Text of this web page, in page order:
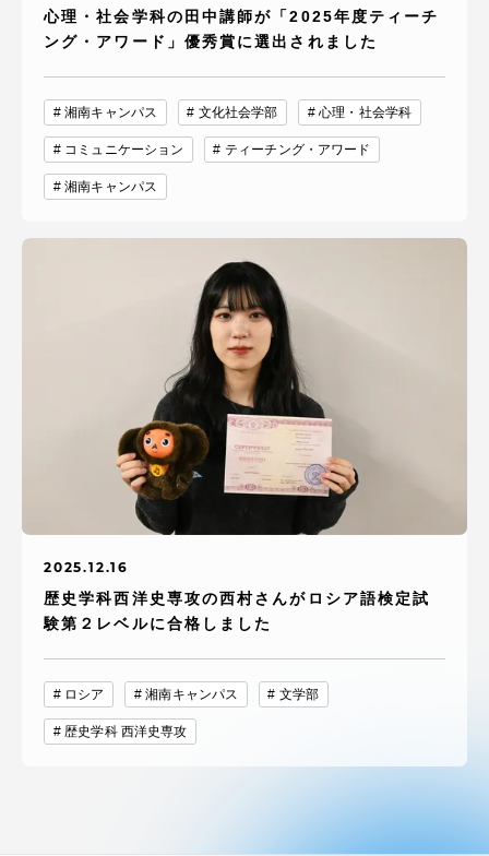
心理・社会学科の田中講師が「2025年度ティーチ
ング・アワード」優秀賞に選出されました
湘南キャンパス 文化社会学部 心理・社会学科
コミュニケーション ティーチング・アワード
湘南キャンパス
2025.12.16
歴史学科西洋史専攻の西村さんがロシア語検定試
験第２レベルに合格しました
ロシア 湘南キャンパス 文学部
歴史学科 西洋史専攻